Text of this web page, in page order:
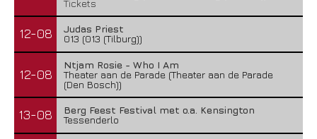
Tickets
12-08
Judas Priest
013 (013 (Tilburg))
12-08
Ntjam Rosie - Who I Am
Theater aan de Parade (Theater aan de Parade
(Den Bosch))
13-08
Berg Feest Festival met o.a. Kensington
Tessenderlo